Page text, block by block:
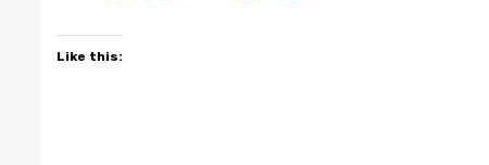
Like this: